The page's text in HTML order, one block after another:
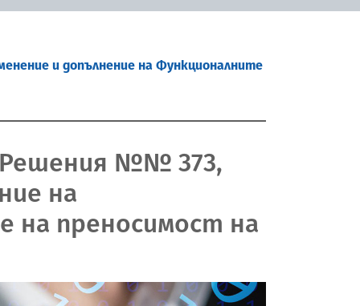
и допълнение на Функционалните
Решения №№ 373,
на
на преносимост на